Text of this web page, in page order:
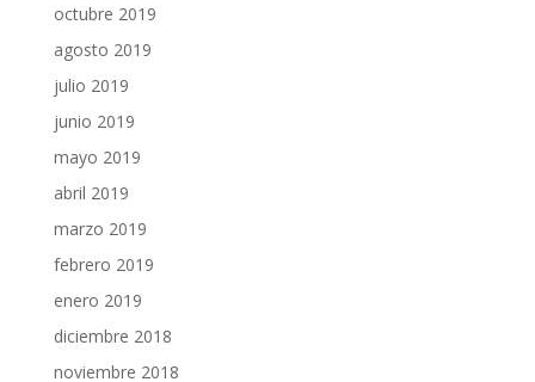
octubre 2019
agosto 2019
julio 2019
junio 2019
mayo 2019
abril 2019
marzo 2019
febrero 2019
enero 2019
diciembre 2018
noviembre 2018